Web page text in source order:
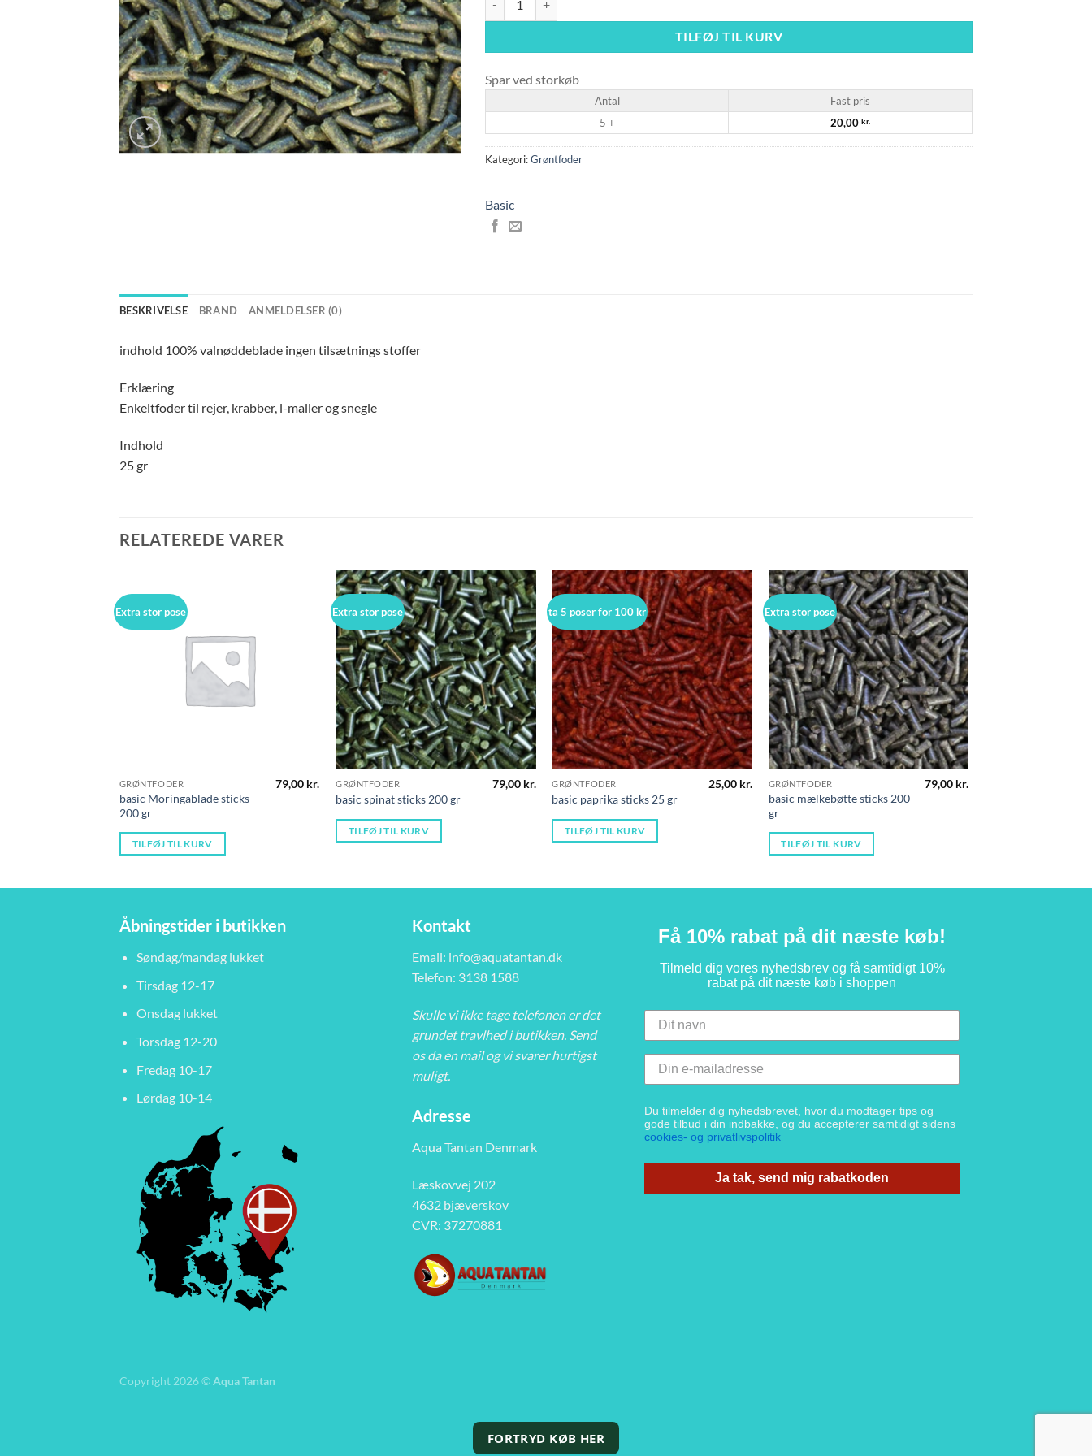
TILFØJ TIL KURV
Spar ved storkøb
Antal
Fast pris
5 +
20,00 kr.
Kategori:Grøntfoder
Basic
BESKRIVELSE BRAND ANMELDELSER (0)
indhold 100% valnøddeblade ingen tilsætnings stoffer
Erklæring
Enkeltfoder til rejer, krabber, l-maller og snegle
Indhold
25 gr
RELATEREDE VARER
Extra stor pose
GRØNTFODER
basic Moringablade sticks
200 gr
79,00 kr.
TILFØJ TIL KURV
Extra stor pose
GRØNTFODER
basic spinat sticks 200 gr
79,00 kr.
TILFØJ TIL KURV
ta 5 poser for 100 kr
GRØNTFODER
basic paprika sticks 25 gr
25,00 kr.
TILFØJ TIL KURV
Extra stor pose
GRØNTFODER
basic mælkebøtte sticks 200
gr
79,00 kr.
TILFØJ TIL KURV
Åbningstider i butikken
Søndag/mandag lukket
Tirsdag 12-17
Onsdag lukket
Torsdag 12-20
Fredag 10-17
Lørdag 10-14
Kontakt
Email: info@aquatantan.dk
Telefon: 3138 1588
Skulle vi ikke tage telefonen er det
grundet travlhed i butikken. Send
os da en mail og vi svarer hurtigst
muligt.
Adresse
Aqua Tantan Denmark
Læskovvej 202
4632 bjæverskov
CVR: 37270881
Få 10% rabat på dit næste køb!
Tilmeld dig vores nyhedsbrev og få samtidigt 10%
rabat på dit næste køb i shoppen
Du tilmelder dig nyhedsbrevet, hvor du modtager tips og
gode tilbud i din indbakke, og du accepterer samtidigt sidens
cookies- og privatlivspolitik
Ja tak, send mig rabatkoden
Copyright 2026 ©Aqua Tantan
FORTRYD KØB HER